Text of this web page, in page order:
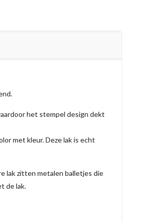
het stempel design dekt
met kleur. Deze lak is echt
lak zitten metalen balletjes die
de lak.